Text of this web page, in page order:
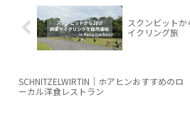
スクンビット
イクリング旅
SCHNITZELWIRTIN｜ホアヒンおすすめのロ
ーカル洋食レストラン